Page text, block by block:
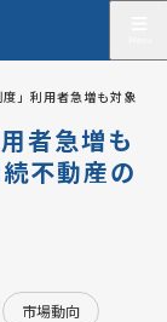
度」利用者急増も対象は
者急増も
不動産の
市場動向